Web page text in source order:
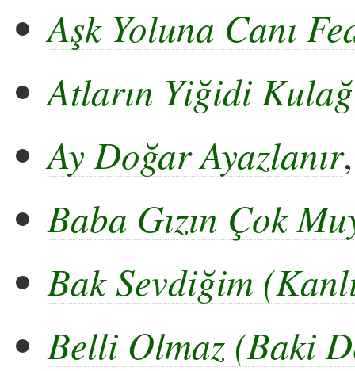
Aşk Yoluna Canı
Atların Yiğidi
Ay Doğar Ayazlanır
Baba Gızın Çok
Bak Sevdiğim
Belli Olmaz (Baki